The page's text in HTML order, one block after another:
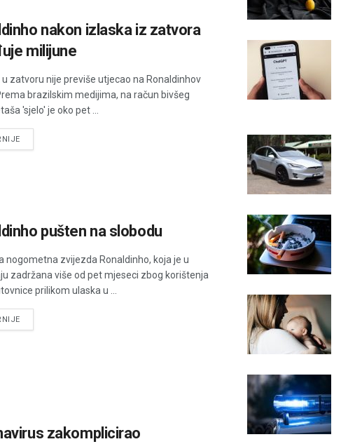
nakon izlaska iz zatvora
milijune
u zatvoru nije previše utjecao na Ronaldinhov
brazilskim medijima, na račun bivšeg
'sjelo' je oko pet ...
DETAILS
pušten na slobodu
nogometna zvijezda Ronaldinho, koja je u
zadržana više od pet mjeseci zbog korištenja
prilikom ulaska u ...
DETAILS
zakomplicirao